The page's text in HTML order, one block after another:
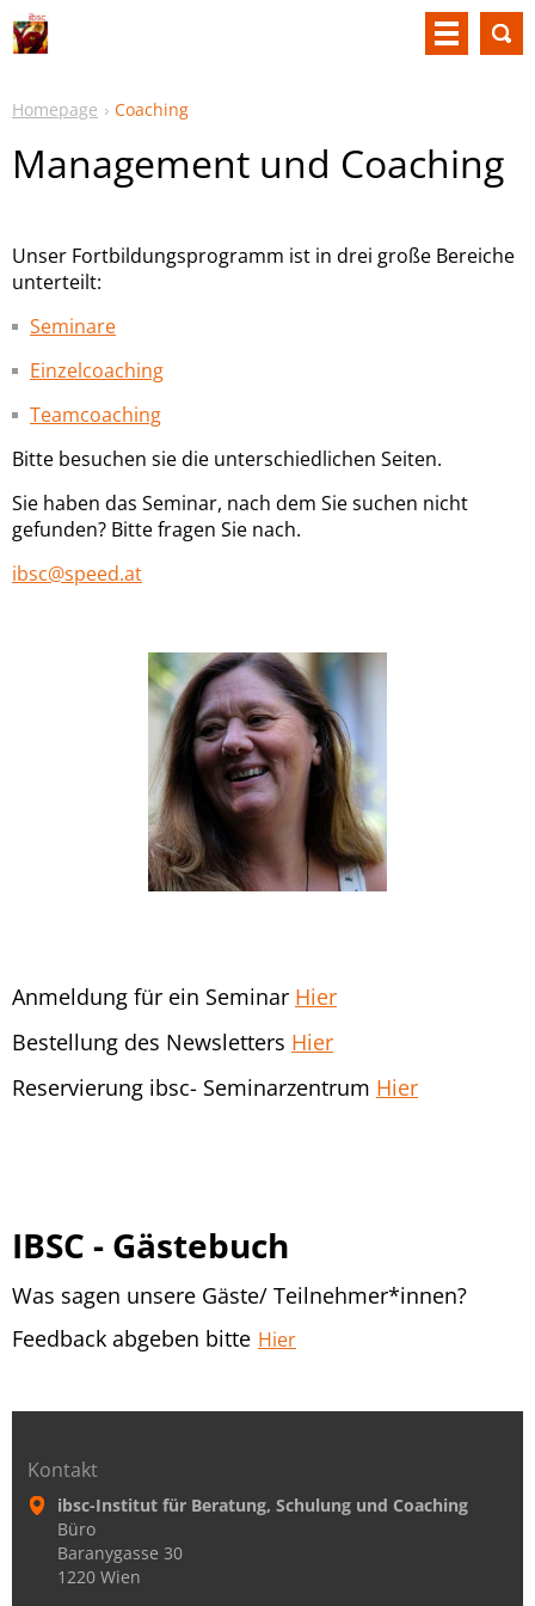
Homepage Coaching
Management und Coaching
Unser Fortbildungsprogramm ist in drei große Bereiche
unterteilt:
Seminare
Einzelcoaching
Teamcoaching
Bitte besuchen sie die unterschiedlichen Seiten.
Sie haben das Seminar, nach dem Sie suchen nicht
gefunden? Bitte fragen Sie nach.
ibsc@speed.at
Anmeldung für ein Seminar Hier
Bestellung des Newsletters Hier
Reservierung ibsc- Seminarzentrum Hier
IBSC - Gästebuch
Was sagen unsere Gäste/ Teilnehmer*innen?
Feedback abgeben bitte Hier
Kontakt
ibsc-Institut für Beratung, Schulung und Coaching
Büro
Baranygasse 30
1220 Wien